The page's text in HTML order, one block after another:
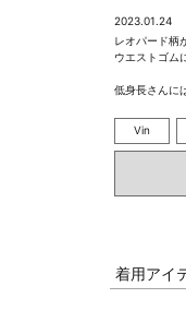
2023.01.24
レオパード柄
ウエストゴム
低身長さんに
Vin
着用アイ